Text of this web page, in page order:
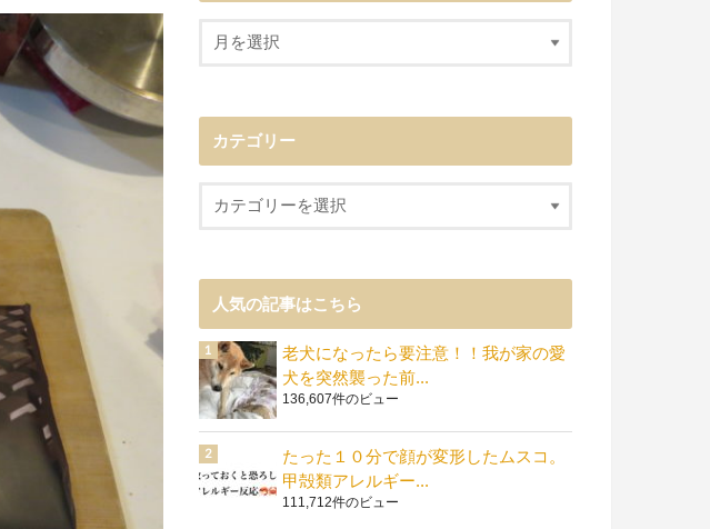
カテゴリー
人気の記事はこちら
老犬になったら要注意！！我が家の愛
犬を突然襲った前...
136,607件のビュー
たった１０分で顔が変形したムスコ。
甲殻類アレルギー...
111,712件のビュー